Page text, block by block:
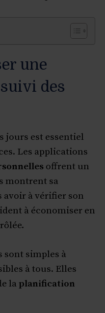
une
des
jours est essentiel
Les applications
offrent un
montrent sa
à vérifier son
à économiser en
sont simples à
à tous. Elles
la planification